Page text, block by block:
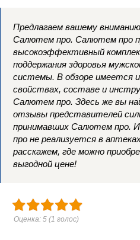
Предлагаем вашему
Салютем про. Салютем про
высокоэффективный
поддержания здоровья
системы. В обзоре имеется
свойствах, составе и
Салютем про. Здесь же вы
отзывы представителей
принимавших Салютем про.
про не реализуется в
расскажем, где можно
выгодной цене!
Оценка: 5 (1 голос)